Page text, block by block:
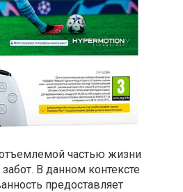
частью жизни
В данном контексте
предоставляет